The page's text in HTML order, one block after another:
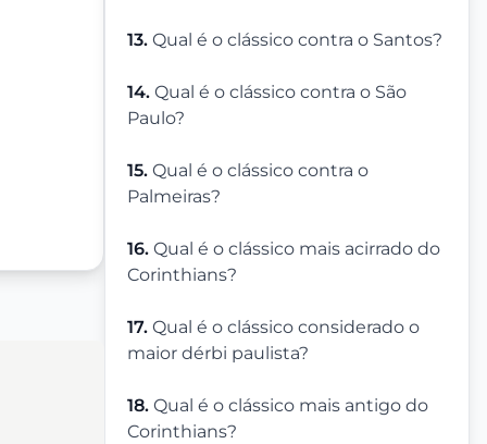
13. Qual é o clássico contra o Santos?
14. Qual é o clássico contra o São
Paulo?
15. Qual é o clássico contra o
Palmeiras?
16. Qual é o clássico mais acirrado do
Corinthians?
17. Qual é o clássico considerado o
maior dérbi paulista?
18. Qual é o clássico mais antigo do
Corinthians?